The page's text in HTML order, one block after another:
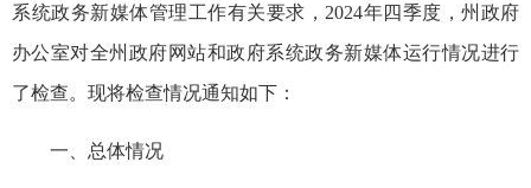
系统政务新媒体管理工作有关要求，2024年四季度，州政府
办公室对全州政府网站和政府系统政务新媒体运行情况进行
了检查。现将检查情况通知如下：
一、总体情况